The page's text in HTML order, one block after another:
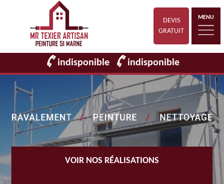
DEVIS
GRATUIT
MENU
indisponible indisponible
VOIR NOS RÉALISATIONS